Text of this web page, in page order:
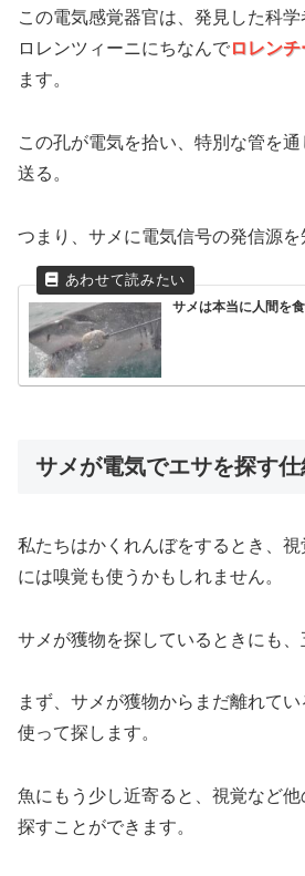
この電気感覚器官は、発見した科学
ロレンツィーニにちなんでロレン
ます。
この孔が電気を拾い、特別な管を
送る。
つまり、サメに電気信号の発信源を
サメは本当に人間を
サメが電気でエサを探す
私たちはかくれんぼをするとき、
には嗅覚も使うかもしれません。
サメが獲物を探しているときにも、
まず、サメが獲物からまだ離れて
使って探します。
魚にもう少し近寄ると、視覚など
探すことができます。